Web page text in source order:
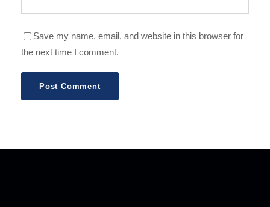
Save my name, email, and website in this browser for
the next time I comment.